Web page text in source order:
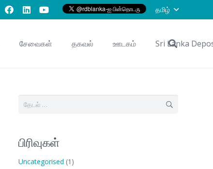
தமிழ்
சேவைகள் தகவல் ஊடகம் Sri Lanka
இதற்காகத்
பிரிவுகள்
Uncategorised (1)